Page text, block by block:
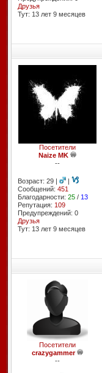
Друзья
Тут: 13 лет 9 месяцев
Посетители
Naize MK
--
Возраст: 29 |
|
Сообщений: 451
Благодарности: 25/ 13
Репутация: 109
Предупреждений: 0
Друзья
Тут: 13 лет 9 месяцев
Посетители
crazygammer
--